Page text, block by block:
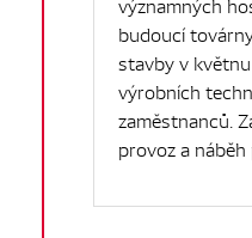
budoucí
stavby v
výrobních
zaměstnanců.
provoz a